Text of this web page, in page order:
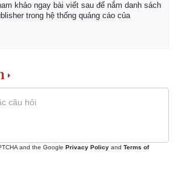
khảo ngay bài viết sau để nắm danh sách
trong hệ thống quảng cáo của
and the Google Privacy Policy and Terms of